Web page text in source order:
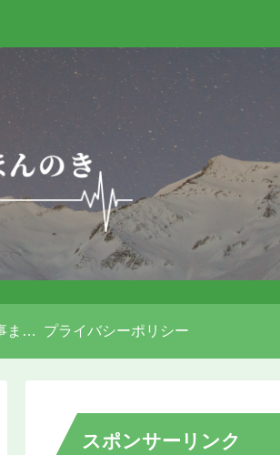
パワーピボット記事まとめ プライバシーポリシー
スポンサーリンク